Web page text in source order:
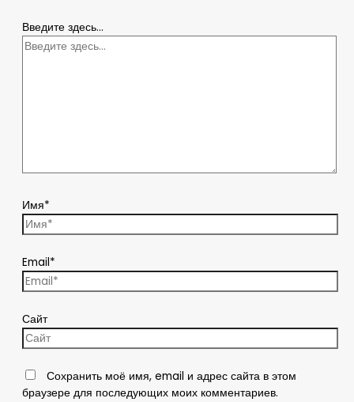
Введите здесь...
Имя*
Email*
Сайт
Сохранить моё имя, email и адрес сайта в этом
браузере для последующих моих комментариев.